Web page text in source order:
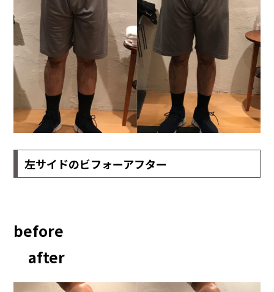
左サイドのビフォーアフター
before
after